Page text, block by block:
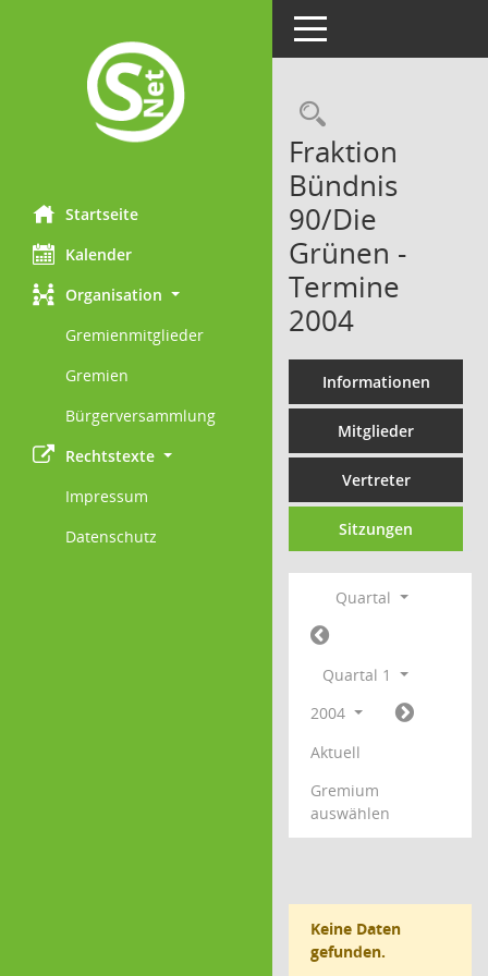
Startseite
Kalender
Organisation
Gremienmitglieder
Gremien
Bürgerversammlung
Rechtstexte
Impressum
Datenschutz
Toggle navigation
Fraktion
Bündnis
90/Die
Grünen -
Termine
2004
Informationen
Mitglieder
Vertreter
Sitzungen
Quartal
Quartal 1
2004
Aktuell
Gremium
auswählen
Keine Daten
gefunden.